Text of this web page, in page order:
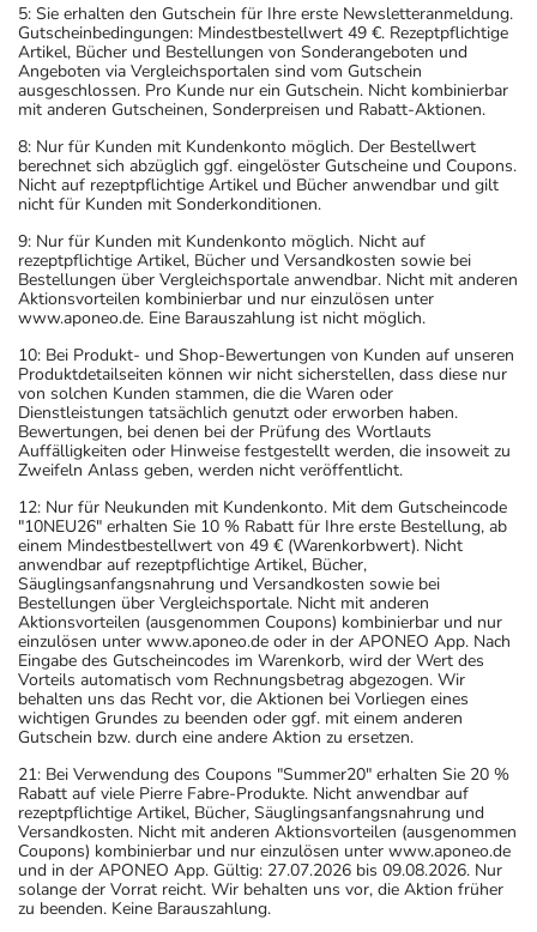
5: Sie erhalten den Gutschein für Ihre erste Newsletteranmeldung.
Gutscheinbedingungen: Mindestbestellwert 49 €. Rezeptpflichtige
Artikel, Bücher und Bestellungen von Sonderangeboten und
Angeboten via Vergleichsportalen sind vom Gutschein
ausgeschlossen. Pro Kunde nur ein Gutschein. Nicht kombinierbar
mit anderen Gutscheinen, Sonderpreisen und Rabatt-Aktionen.
8: Nur für Kunden mit Kundenkonto möglich. Der Bestellwert
berechnet sich abzüglich ggf. eingelöster Gutscheine und Coupons.
Nicht auf rezeptpflichtige Artikel und Bücher anwendbar und gilt
nicht für Kunden mit Sonderkonditionen.
9: Nur für Kunden mit Kundenkonto möglich. Nicht auf
rezeptpflichtige Artikel, Bücher und Versandkosten sowie bei
Bestellungen über Vergleichsportale anwendbar. Nicht mit anderen
Aktionsvorteilen kombinierbar und nur einzulösen unter
www.aponeo.de. Eine Barauszahlung ist nicht möglich.
10: Bei Produkt- und Shop-Bewertungen von Kunden auf unseren
Produktdetailseiten können wir nicht sicherstellen, dass diese nur
von solchen Kunden stammen, die die Waren oder
Dienstleistungen tatsächlich genutzt oder erworben haben.
Bewertungen, bei denen bei der Prüfung des Wortlauts
Auffälligkeiten oder Hinweise festgestellt werden, die insoweit zu
Zweifeln Anlass geben, werden nicht veröffentlicht.
12: Nur für Neukunden mit Kundenkonto. Mit dem Gutscheincode
"10NEU26" erhalten Sie 10 % Rabatt für Ihre erste Bestellung, ab
einem Mindestbestellwert von 49 € (Warenkorbwert). Nicht
anwendbar auf rezeptpflichtige Artikel, Bücher,
Säuglingsanfangsnahrung und Versandkosten sowie bei
Bestellungen über Vergleichsportale. Nicht mit anderen
Aktionsvorteilen (ausgenommen Coupons) kombinierbar und nur
einzulösen unter www.aponeo.de oder in der APONEO App. Nach
Eingabe des Gutscheincodes im Warenkorb, wird der Wert des
Vorteils automatisch vom Rechnungsbetrag abgezogen. Wir
behalten uns das Recht vor, die Aktionen bei Vorliegen eines
wichtigen Grundes zu beenden oder ggf. mit einem anderen
Gutschein bzw. durch eine andere Aktion zu ersetzen.
21: Bei Verwendung des Coupons "Summer20" erhalten Sie 20 %
Rabatt auf viele Pierre Fabre-Produkte. Nicht anwendbar auf
rezeptpflichtige Artikel, Bücher, Säuglingsanfangsnahrung und
Versandkosten. Nicht mit anderen Aktionsvorteilen (ausgenommen
Coupons) kombinierbar und nur einzulösen unter www.aponeo.de
und in der APONEO App. Gültig: 27.07.2026 bis 09.08.2026. Nur
solange der Vorrat reicht. Wir behalten uns vor, die Aktion früher
zu beenden. Keine Barauszahlung.